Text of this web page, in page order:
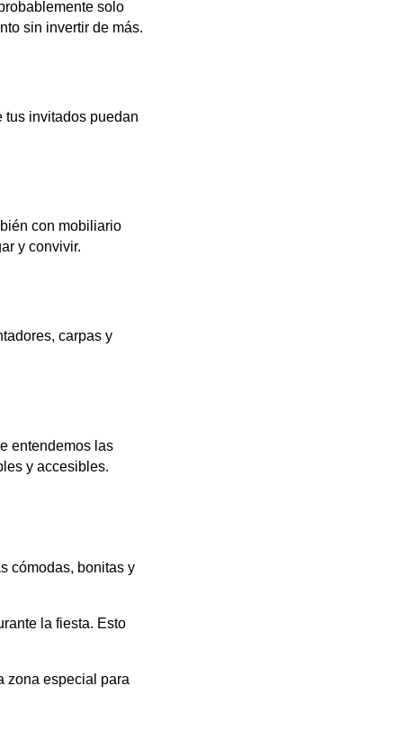
solo
sin invertir de más.
tus invitados puedan
con mobiliario
y convivir.
carpas y
entendemos las
y accesibles.
cómodas, bonitas y
la fiesta. Esto
zona especial para